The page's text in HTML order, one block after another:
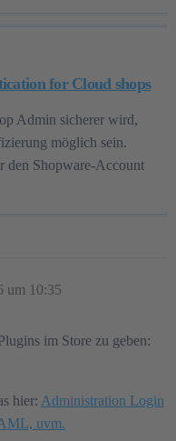
for Cloud shops
Admin sicherer wird,
möglich sein.
den Shopware-Account
um 10:35
im Store zu geben:
hier: Administration Login
uvm.